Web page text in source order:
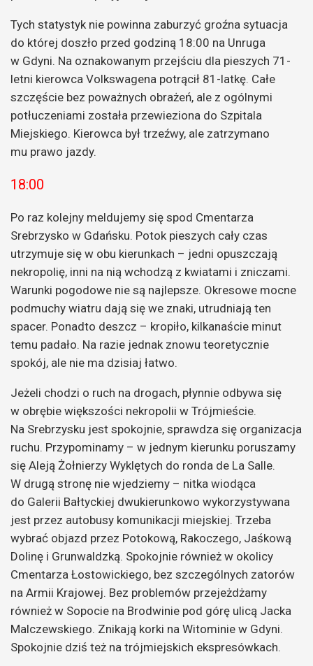
Tych statystyk nie powinna zaburzyć groźna sytuacja
do której doszło przed godziną 18:00 na Unruga
w Gdyni. Na oznakowanym przejściu dla pieszych 71-
letni kierowca Volkswagena potrącił 81-latkę. Całe
szczęście bez poważnych obrażeń, ale z ogólnymi
potłuczeniami została przewieziona do Szpitala
Miejskiego. Kierowca był trzeźwy, ale zatrzymano
mu prawo jazdy.
18:00
Po raz kolejny meldujemy się spod Cmentarza
Srebrzysko w Gdańsku. Potok pieszych cały czas
utrzymuje się w obu kierunkach – jedni opuszczają
nekropolię, inni na nią wchodzą z kwiatami i zniczami.
Warunki pogodowe nie są najlepsze. Okresowe mocne
podmuchy wiatru dają się we znaki, utrudniają ten
spacer. Ponadto deszcz – kropiło, kilkanaście minut
temu padało. Na razie jednak znowu teoretycznie
spokój, ale nie ma dzisiaj łatwo.
Jeżeli chodzi o ruch na drogach, płynnie odbywa się
w obrębie większości nekropolii w Trójmieście.
Na Srebrzysku jest spokojnie, sprawdza się organizacja
ruchu. Przypominamy – w jednym kierunku poruszamy
się Aleją Żołnierzy Wyklętych do ronda de La Salle.
W drugą stronę nie wjedziemy – nitka wiodąca
do Galerii Bałtyckiej dwukierunkowo wykorzystywana
jest przez autobusy komunikacji miejskiej. Trzeba
wybrać objazd przez Potokową, Rakoczego, Jaśkową
Dolinę i Grunwaldzką. Spokojnie również w okolicy
Cmentarza Łostowickiego, bez szczególnych zatorów
na Armii Krajowej. Bez problemów przejeżdżamy
również w Sopocie na Brodwinie pod górę ulicą Jacka
Malczewskiego. Znikają korki na Witominie w Gdyni.
Spokojnie dziś też na trójmiejskich ekspresówkach.